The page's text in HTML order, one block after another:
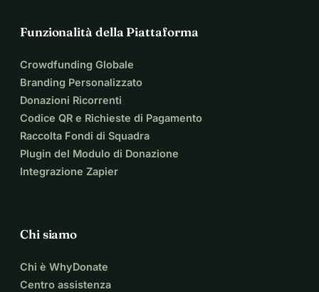
Funzionalità della Piattaforma
Crowdfunding Globale
Branding Personalizzato
Donazioni Ricorrenti
Codice QR e Richieste di Pagamento
Raccolta Fondi di Squadra
Plugin del Modulo di Donazione
Integrazione Zapier
Chi siamo
Chi è WhyDonate
Centro assistenza